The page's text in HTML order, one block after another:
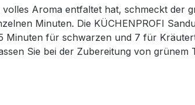
Aroma entfaltet hat, schmeckt
Minuten. Die KÜCHENPROFI
Minuten für schwarzen und 7 für
Sie bei der Zubereitung von